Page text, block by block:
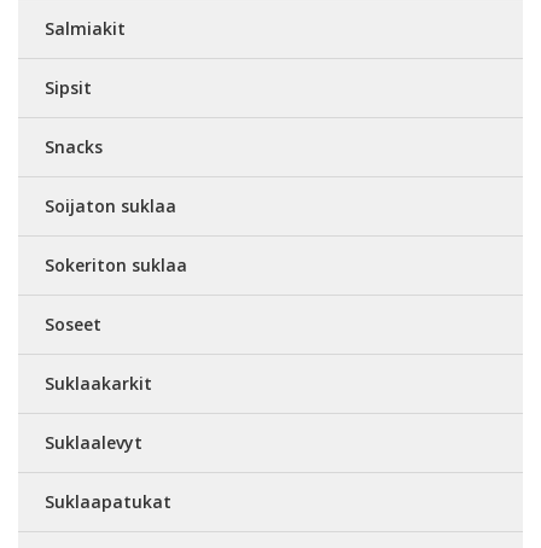
Salmiakit
Sipsit
Snacks
Soijaton suklaa
Sokeriton suklaa
Soseet
Suklaakarkit
Suklaalevyt
Suklaapatukat